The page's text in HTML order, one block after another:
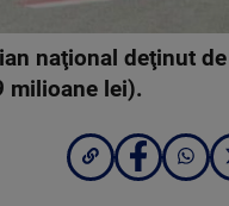
naţional deţinut de
milioane lei).